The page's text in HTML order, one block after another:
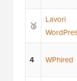
🥉
Lavori
4 WPhired